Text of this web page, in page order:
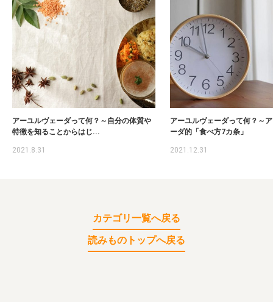
アーユルヴェーダって何？～自分の体質や
特徴を知ることからはじ...
2021.8.31
アーユルヴェーダって何？～
ーダ的「食べ方7カ条」
2021.12.31
カテゴリ一覧へ戻る
読みものトップへ戻る